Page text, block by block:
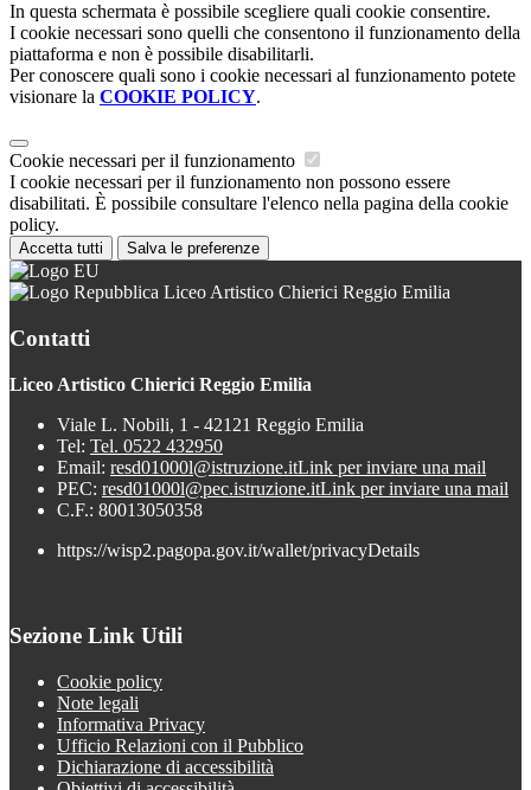
In questa schermata è possibile scegliere quali cookie consentire.
I cookie necessari sono quelli che consentono il funzionamento della
piattaforma e non è possibile disabilitarli.
Per conoscere quali sono i cookie necessari al funzionamento potete
visionare la COOKIE POLICY.
Cookie necessari per il funzionamento
I cookie necessari per il funzionamento non possono essere
disabilitati. È possibile consultare l'elenco nella pagina della cookie
policy.
Accetta tutti Salva le preferenze
Liceo Artistico Chierici Reggio Emilia
Contatti
Liceo Artistico Chierici Reggio Emilia
Viale L. Nobili, 1 - 42121 Reggio Emilia
Tel: Tel. 0522 432950
Email: resd01000l@istruzione.itLink per inviare una mail
PEC: resd01000l@pec.istruzione.itLink per inviare una mail
C.F.: 80013050358
https://wisp2.pagopa.gov.it/wallet/privacyDetails
Sezione Link Utili
Cookie policy
Note legali
Informativa Privacy
Ufficio Relazioni con il Pubblico
Dichiarazione di accessibilità